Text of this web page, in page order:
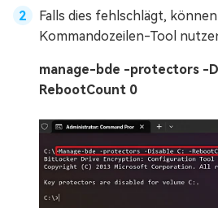
Falls dies fehlschlägt,
Kommandozeilen-Tool
manage-bde -protectors -
RebootCount 0